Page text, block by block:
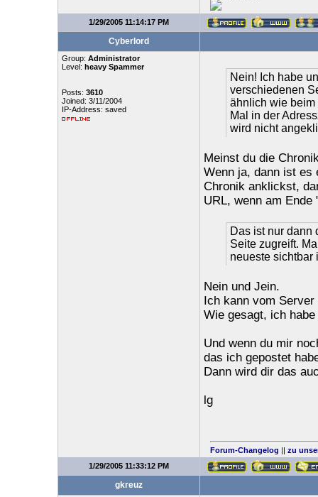
1/29/2005 11:14:17 PM
Cyberlord
Group: Administrator
Level: heavy Spammer
Posts: 3610
Joined: 3/11/2004
IP-Address: saved
Nein! Ich habe
verschiedenen
ähnlich wie beim
Mal in der
wird nicht
Meinst du die
Wenn ja, dann ist es
Chronik anklickst,
URL, wenn am
Das ist nur dann
Seite zugreift.
neueste sichtbar
Nein und Jein.
Ich kann vom
Wie gesagt, ich
Und wenn du mir
das ich gepostet
Dann wird dir das
lg
Forum-Changelog || zu
1/29/2005 11:33:12 PM
gkreuz